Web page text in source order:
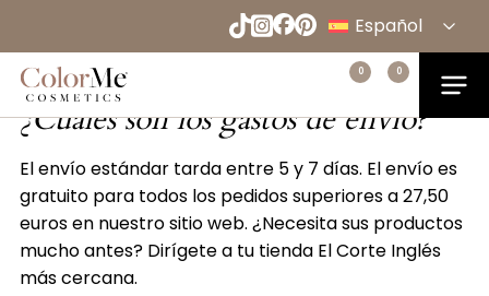
English
Español
Deutsch
Français
Home 0 0
Envíos y devoluciones
¿Cuáles son los gastos de envío?
El envío estándar tarda entre 5 y 7 días. El envío es
gratuito para todos los pedidos superiores a 27,50
euros en nuestro sitio web. ¿Necesita sus productos
mucho antes? Dirígete a tu tienda El Corte Inglés
más cercana.